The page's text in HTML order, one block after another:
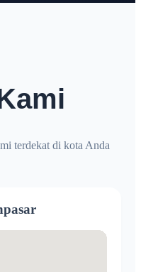
terdekat di kota Anda